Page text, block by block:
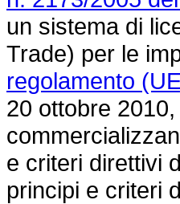
un sistema di
Trade) per le
regolamento
20 ottobre
e criteri direttivi
principi e criteri